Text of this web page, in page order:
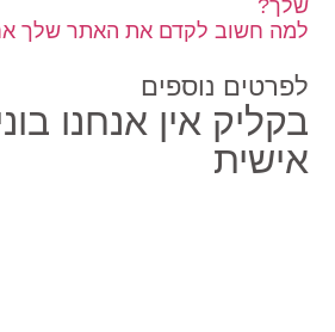
שלך?
למה חשוב לקדם את האתר שלך
לפרטים נוספים
בקליק אין אנחנו
אישית